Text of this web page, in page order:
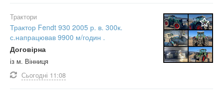
Трактори
Трактор Fendt 930 2005 р. в. 300к.
с.напрацював 9900 м/годин .
Договірна
із м. Вінниця
Сьогодні 11:08